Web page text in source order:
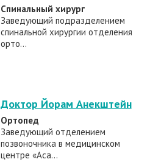
Спинальный хирург
Заведующий подразделением
спинальной хирургии отделения
орто...
Доктор Йорам Анекштейн
Ортопед
Заведующий отделением
позвоночника в медицинском
центре «Аса...